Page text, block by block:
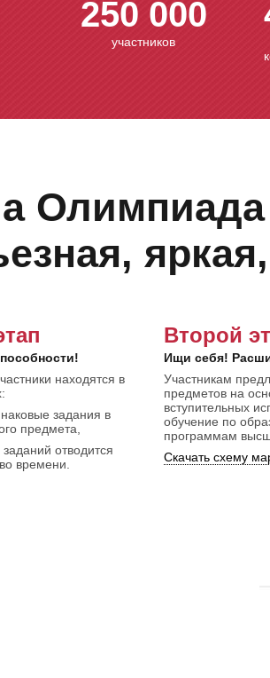
250 000
участников
Олимпиада
находятся в
задания в
предмета,
отводится
времени.
Второй
Ищи себя!
Участникам
предметов на
вступительных
обучение по
программам
Скачать схему